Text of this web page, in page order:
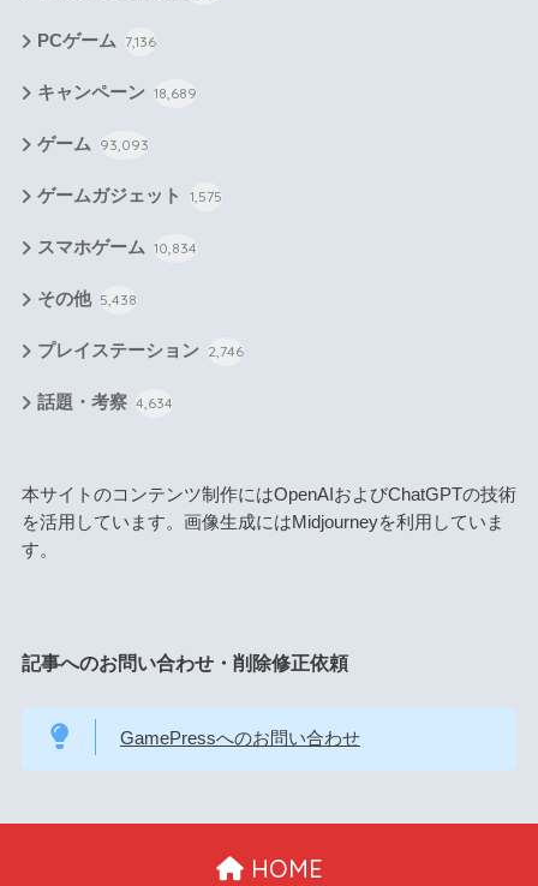
PCゲーム 7,136
キャンペーン 18,689
ゲーム 93,093
ゲームガジェット 1,575
スマホゲーム 10,834
その他 5,438
プレイステーション 2,746
話題・考察 4,634
本サイトのコンテンツ制作にはOpenAIおよびChatGPTの技術
を活用しています。画像生成にはMidjourneyを利用していま
す。
記事へのお問い合わせ・削除修正依頼
GamePressへのお問い合わせ
HOME